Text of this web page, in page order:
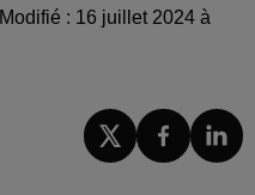
: 16 juillet 2024 à